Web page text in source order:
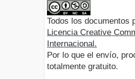
Todos los documentos
Licencia Creative
Internacional.
Por lo que el envío,
totalmente gratuito.